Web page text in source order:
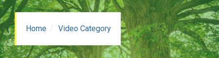
Home Video Category